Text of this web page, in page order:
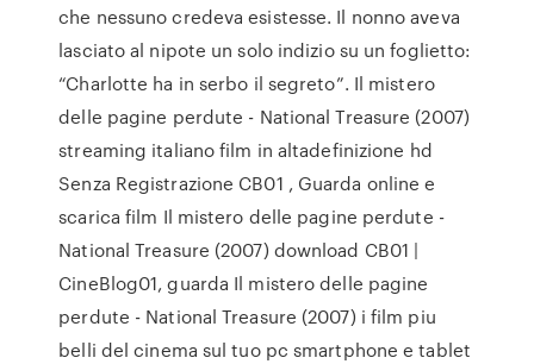
che nessuno credeva esistesse. Il nonno aveva
lasciato al nipote un solo indizio su un foglietto:
“Charlotte ha in serbo il segreto”. Il mistero
delle pagine perdute - National Treasure (2007)
streaming italiano film in altadefinizione hd
Senza Registrazione CB01 , Guarda online e
scarica film Il mistero delle pagine perdute -
National Treasure (2007) download CB01 |
CineBlog01, guarda Il mistero delle pagine
perdute - National Treasure (2007) i film piu
belli del cinema sul tuo pc smartphone e tablet